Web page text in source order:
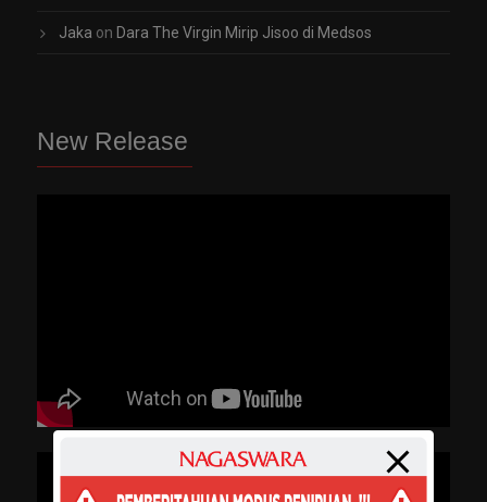
Jaka on Dara The Virgin Mirip Jisoo di Medsos
New Release